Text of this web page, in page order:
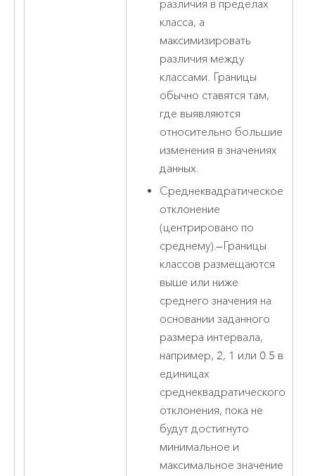
различия в пределах
класса, а
максимизировать
различия между
классами. Границы
обычно ставятся там,
где выявляются
относительно большие
изменения в значениях
данных.
Среднеквадратическое
отклонение
(центрировано по
среднему).—Границы
классов размещаются
выше или ниже
среднего значения на
основании заданного
размера интервала,
например, 2, 1 или 0.5 в
единицах
среднеквадратического
отклонения, пока не
будут достигнуто
минимальное и
максимальное значение